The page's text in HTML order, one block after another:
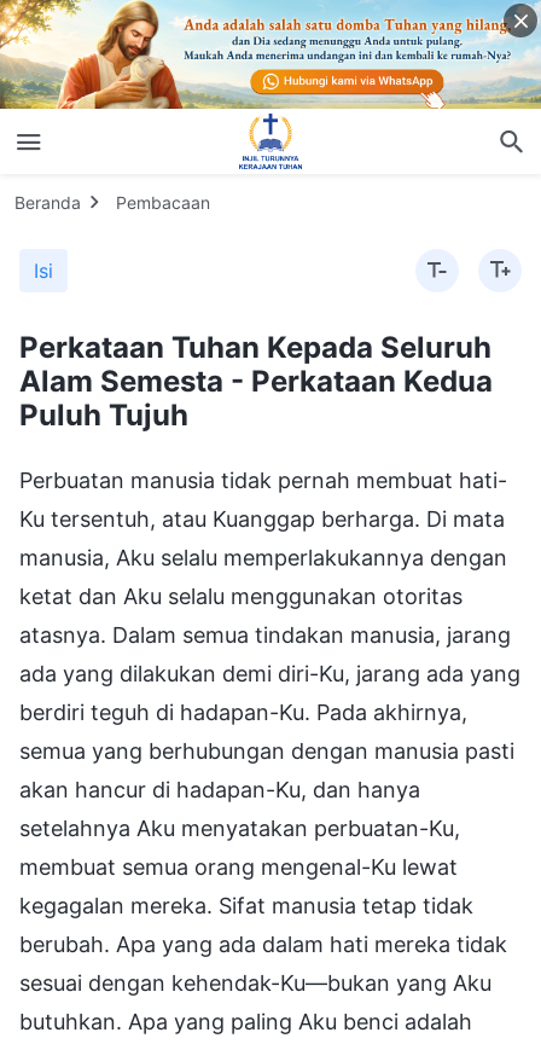
Beranda Pembacaan
Isi
Perkataan Tuhan Kepada Seluruh
Alam Semesta - Perkataan Kedua
Puluh Tujuh
Perbuatan manusia tidak pernah membuat hati-
Ku tersentuh, atau Kuanggap berharga. Di mata
manusia, Aku selalu memperlakukannya dengan
ketat dan Aku selalu menggunakan otoritas
atasnya. Dalam semua tindakan manusia, jarang
ada yang dilakukan demi diri-Ku, jarang ada yang
berdiri teguh di hadapan-Ku. Pada akhirnya,
semua yang berhubungan dengan manusia pasti
akan hancur di hadapan-Ku, dan hanya
setelahnya Aku menyatakan perbuatan-Ku,
membuat semua orang mengenal-Ku lewat
kegagalan mereka. Sifat manusia tetap tidak
berubah. Apa yang ada dalam hati mereka tidak
sesuai dengan kehendak-Ku—bukan yang Aku
butuhkan. Apa yang paling Aku benci adalah